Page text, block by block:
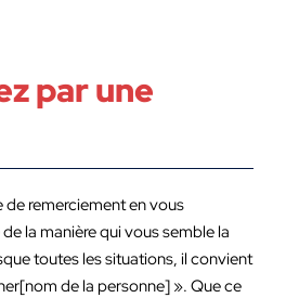
par une
remerciement en vous
la manière qui vous semble la
toutes les situations, il convient
de la personne] ». Que ce